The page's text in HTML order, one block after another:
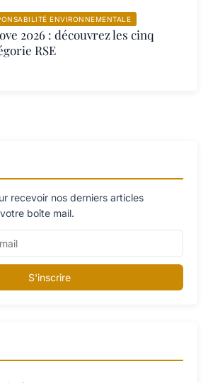
ENVIRONNEMENTALE
2026 : découvrez les cinq
RSE
recevoir nos derniers articles
boîte mail.
S'inscrire